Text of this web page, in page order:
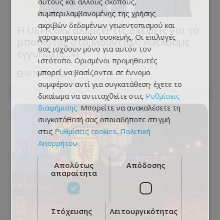
Η UEFA δεν αλλάζει τις σκέψεις για το
μποϊκοτάζ στο Μουντιάλ: «Θέλουμε
εγγυήσεις...»!
06.08.2026 - 22:11
συμπεριλαμβανομένης της χρήσης
ακριβών δεδομένων γεωεντοπισμού και
χαρακτηριστικών συσκευής. Οι επιλογές
σας ισχύουν μόνο για αυτόν τον
ιστότοπο. Ορισμένοι προμηθευτές
μπορεί να βασίζονται σε έννομο
συμφέρον αντί για συγκατάθεση· έχετε το
δικαίωμα να αντιταχθείτε στις Ρυθμίσεις
διαφήμισης. Μπορείτε να ανακαλέσετε τη
συγκατάθεσή σας οποιαδήποτε στιγμή
στις Ρυθμίσεις cookies. Πολιτική
Απορρήτου
Απολύτως
απαραίτητα
Απόδοσης
Στόχευσης Λειτουργικότητας